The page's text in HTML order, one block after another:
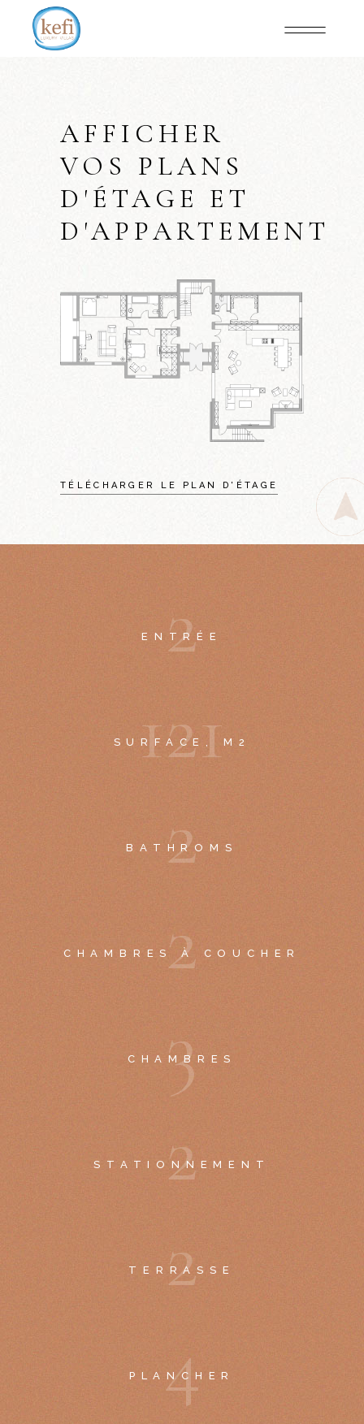
AFFICHER
VOS PLANS
D'ÉTAGE ET
D'APPARTEMENT
TÉLÉCHARGER LE PLAN D'ÉTAGE
2
ENTRÉE
121
SURFACE, M2
2
BATHROMS
2
CHAMBRES À COUCHER
3
CHAMBRES
2
STATIONNEMENT
2
TERRASSE
4
PLANCHER